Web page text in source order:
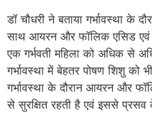
डॉ चौधरी ने बताया गर्भावस्था के
साथ आयरन और फॉलिक एसिड एवं
एक गर्भवती महिला को अधिक से
गर्भावस्था में बेहतर पोषण शिशु को
गर्भावस्था के दौरान आयरन और
से सुरक्षित रहती है एवं इससे प्रसव